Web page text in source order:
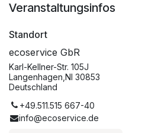
Veranstaltungsinfos
Standort
ecoservice GbR
Karl-Kellner-Str. 105J
Langenhagen,NI 30853
Deutschland
+49.511.515 667-40
info@ecoservice.de